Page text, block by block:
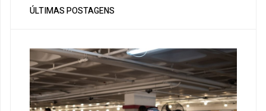
ÚLTIMAS POSTAGENS